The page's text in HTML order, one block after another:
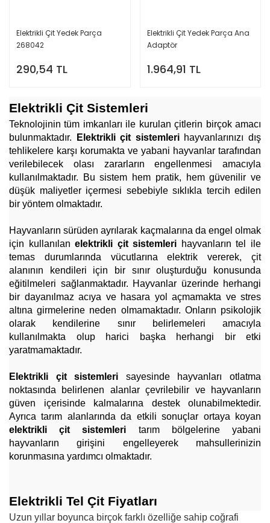
Elektrikli Çit Yedek Parça
268042
290,54 TL
Elektrikli Çit Yedek Parça Ana
Adaptör
1.964,91 TL
Elektrikli Çit Sistemleri
Teknolojinin tüm imkanları ile kurulan çitlerin birçok amacı
bulunmaktadır.
Elektrikli çit sistemleri hayvanlarınızı dış
tehlikelere karşı korumakta ve yabani hayvanlar tarafından
verilebilecek olası zararların engellenmesi amacıyla
kullanılmaktadır. Bu sistem hem pratik, hem güvenilir ve
düşük maliyetler içermesi sebebiyle sıklıkla tercih edilen
bir yöntem olmaktadır.
Hayvanların sürüden ayrılarak kaçmalarına da engel olmak
için kullanılan elektrikli çit sistemleri hayvanların tel ile
temas durumlarında vücutlarına elektrik vererek, çit
alanının kendileri için bir sınır oluşturduğu konusunda
eğitilmeleri sağlanmaktadır. Hayvanlar üzerinde herhangi
bir dayanılmaz acıya ve hasara yol açmamakta ve stres
altına girmelerine neden olmamaktadır. Onların psikolojik
olarak kendilerine sınır belirlemeleri amacıyla
kullanılmakta olup harici başka herhangi bir etki
yaratmamaktadır.
Elektrikli çit sistemleri sayesinde hayvanları otlatma
noktasında belirlenen alanlar çevrilebilir ve hayvanların
güven içerisinde kalmalarına destek olunabilmektedir.
elektrikli çit sistemleri tarım bölgelerine yabani
hayvanların girişini engelleyerek mahsullerinizin
korunmasına yardımcı olmaktadır.
Elektrikli Tel Çit Fiyatları
Uzun yıllar boyunca birçok farklı özelliğe sahip coğrafi